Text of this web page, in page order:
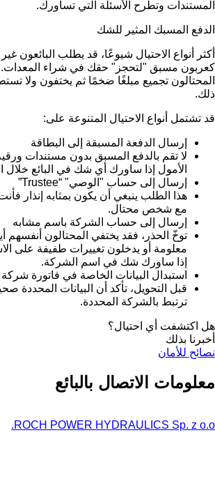
المستندات وتطرح الأسئلة التي تساورك.
الدفع المسبك المثير للشك
أكثر أنواع الاحتيال شيوعًا، قد يطلب البائعون
كعربون مسبق "لتحجز" حقك في شراء المعدات.
المحتالون تجميع مبلغًا ضخمًا ثم يختفون ولا
ذلك.
قد تشتمل أنواع الاحتيال المتنوعة على:
إرسال الدفعة المسبقة إلى البطاقة
لا تقم بالدفع المسبق بدون مستندات
الأمول إذا ساورك أي شك في البائع خلال
إرسال إلى حساب "الوصي" “Trustee”
هذا الطلب ينبغي أن يكون بمثابه إنذار
مع شخص محتال.
إرسال إلى حساب الشركة باسم مشابه
توخّ الحذر، فقد يختفي المحتالون
معلومة أو يدخلون تغييرات طفيفة على
إذا ساورك شك في اسم الشركة.
استبدال البيانات الخاصة في فاتورة
قبل التحويل، تأكد أن البيانات المحددة
ترتبط بالشركة المحددة.
هل اكتشفت أي احتيال؟
أخبرنا بذلك
نصائح للأمان
معلومات الاتصال بالبائع
ROCH POWER HYDRAULICS Sp. z o.o.